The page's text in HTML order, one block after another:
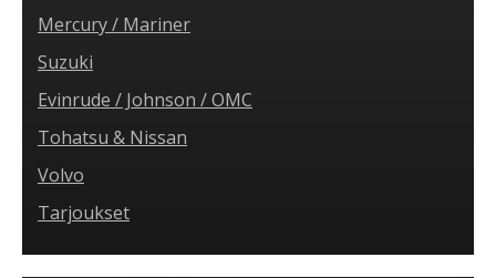
Mercury / Mariner
Suzuki
Evinrude / Johnson / OMC
Tohatsu & Nissan
Volvo
Tarjoukset